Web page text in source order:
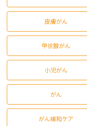
皮膚がん
甲状腺がん
小児がん
がん
がん緩和ケア